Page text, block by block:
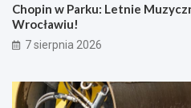
Chopin w Parku: Letnie
Wrocławiu!
7 sierpnia 2026